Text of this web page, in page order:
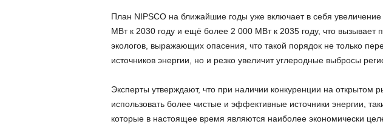
План NIPSCO на ближайшие годы уже включает в себя
МВт к 2030 году и ещё более 2 000 МВт к 2035 году, что вызывает
экологов, выражающих опасения, что такой порядок не только
источников энергии, но и резко увеличит углеродные выбросы
Эксперты утверждают, что при наличии конкуренции на открытом
использовать более чистые и эффективные источники энергии,
которые в настоящее время являются наиболее экономически